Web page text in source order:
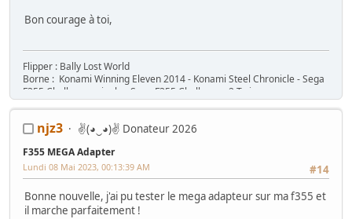
Bon courage à toi,
Flipper : Bally Lost World
Borne : Konami Winning Eleven 2014 - Konami Steel Chronicle - Sega
F355 Challenger single - Sega F355 Challenger 2 Twin
njz3 ✌(◕‿◕)✌ Donateur 2026
F355 MEGA Adapter
#14
Lundi 08 Mai 2023, 00:13:39 AM
Bonne nouvelle, j'ai pu tester le mega adapteur sur ma f355 et
il marche parfaitement !